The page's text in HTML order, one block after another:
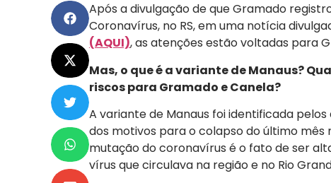
Após a divulgação de que Gramado
Coronavírus, no RS, em uma notícia
(AQUI), as atenções estão voltadas para
Mas, o que é a variante de Manaus?
riscos para Gramado e Canela?
A variante de Manaus foi identificada
dos motivos para o colapso do último
mutação do coronavírus é o fato de ser
vírus que circulava na região e no Rio